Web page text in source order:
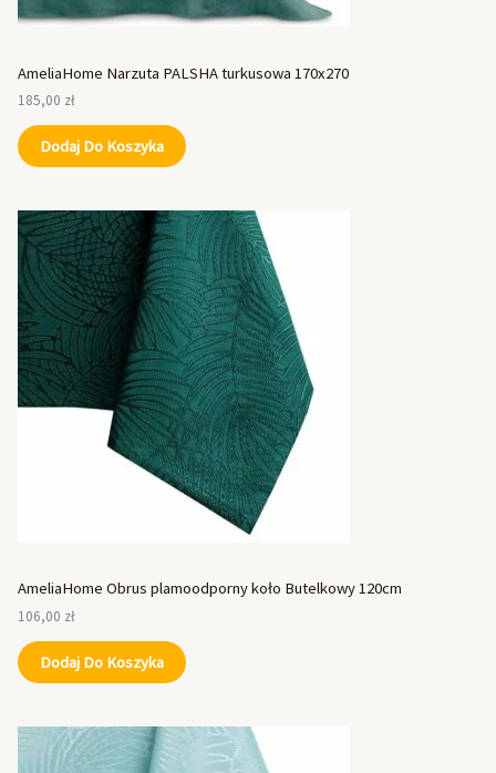
AmeliaHome Narzuta PALSHA turkusowa 170x270
185,00 zł
Dodaj Do Koszyka
AmeliaHome Obrus plamoodporny koło Butelkowy 120cm
106,00 zł
Dodaj Do Koszyka